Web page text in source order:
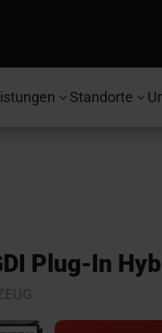
3 Standorte 3
Plug-In